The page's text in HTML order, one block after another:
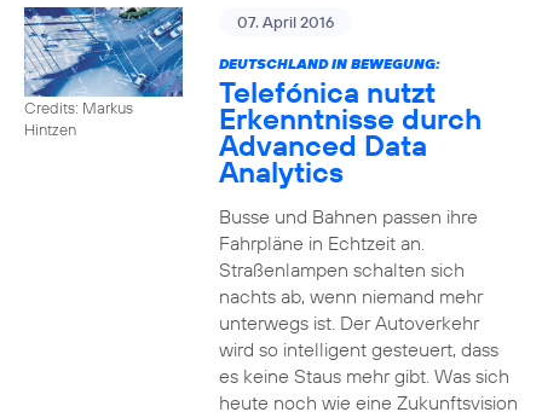
Credits: Markus
Hintzen
07. April 2016
DEUTSCHLAND IN BEWEGUNG:
Telefónica nutzt
Erkenntnisse durch
Advanced Data
Analytics
Busse und Bahnen passen ihre
Fahrpläne in Echtzeit an.
Straßenlampen schalten sich
nachts ab, wenn niemand mehr
unterwegs ist. Der Autoverkehr
wird so intelligent gesteuert, dass
es keine Staus mehr gibt. Was sich
heute noch wie eine Zukunftsvision